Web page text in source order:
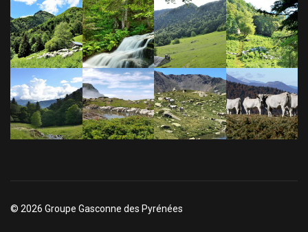
© 2026 Groupe Gasconne des Pyrénées